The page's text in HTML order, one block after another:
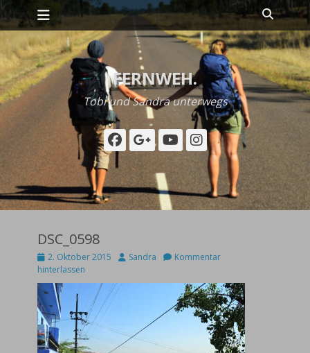
Zum
Inhalt
springen
Primäres Menü Suchen
FERNWEH.
Tobi und Sandra unterwegs
Facebook
Googleplus
YouTube
Instagram
DSC_0598
Posted
on
2. Oktober 2015 AutorSandra
Kommentar
hinterlassen